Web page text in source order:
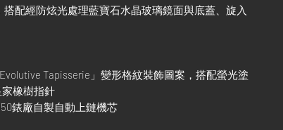
搭配經防炫光處理藍寶石水晶玻璃鏡面與底蓋、旋入
Tapisserie」變形格紋裝飾圖案，搭配螢光塗
橡樹指針
錶廠自製自動上鏈機芯